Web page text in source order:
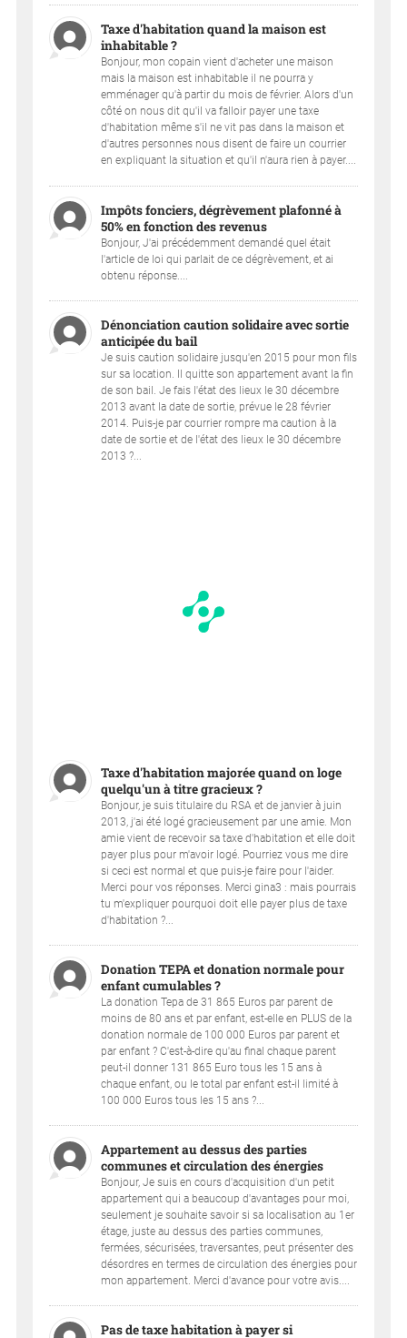
Taxe d'habitation quand la maison est
inhabitable ?
Bonjour, mon copain vient d'acheter une maison
mais la maison est inhabitable il ne pourra y
emménager qu'à partir du mois de février. Alors d'un
côté on nous dit qu'il va falloir payer une taxe
d'habitation même s'il ne vit pas dans la maison et
d'autres personnes nous disent de faire un courrier
en expliquant la situation et qu'il n'aura rien à payer....
Impôts fonciers, dégrèvement plafonné à
50% en fonction des revenus
Bonjour, J'ai précédemment demandé quel était
l'article de loi qui parlait de ce dégrèvement, et ai
obtenu réponse....
Dénonciation caution solidaire avec sortie
anticipée du bail
Je suis caution solidaire jusqu'en 2015 pour mon fils
sur sa location. Il quitte son appartement avant la fin
de son bail. Je fais l'état des lieux le 30 décembre
2013 avant la date de sortie, prévue le 28 février
2014. Puis-je par courrier rompre ma caution à la
date de sortie et de l'état des lieux le 30 décembre
2013 ?...
Taxe d'habitation majorée quand on loge
quelqu'un à titre gracieux ?
Bonjour, je suis titulaire du RSA et de janvier à juin
2013, j'ai été logé gracieusement par une amie. Mon
amie vient de recevoir sa taxe d'habitation et elle doit
payer plus pour m'avoir logé. Pourriez vous me dire
si ceci est normal et que puis-je faire pour l'aider.
Merci pour vos réponses. Merci gina3 : mais pourrais
tu m'expliquer pourquoi doit elle payer plus de taxe
d'habitation ?...
Donation TEPA et donation normale pour
enfant cumulables ?
La donation Tepa de 31 865 Euros par parent de
moins de 80 ans et par enfant, est-elle en PLUS de la
donation normale de 100 000 Euros par parent et
par enfant ? C'est-à-dire qu'au final chaque parent
peut-il donner 131 865 Euro tous les 15 ans à
chaque enfant, ou le total par enfant est-il limité à
100 000 Euros tous les 15 ans ?...
Appartement au dessus des parties
communes et circulation des énergies
Bonjour, Je suis en cours d'acquisition d'un petit
appartement qui a beaucoup d'avantages pour moi,
seulement je souhaite savoir si sa localisation au 1er
étage, juste au dessus des parties communes,
fermées, sécurisées, traversantes, peut présenter des
désordres en termes de circulation des énergies pour
mon appartement. Merci d'avance pour votre avis....
Pas de taxe habitation à payer si